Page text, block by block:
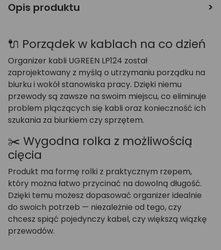
Opis produktu
🔌 Porządek w kablach na co dzień
Organizer kabli UGREEN LP124 został
zaprojektowany z myślą o utrzymaniu porządku na
biurku i wokół stanowiska pracy. Dzięki niemu
przewody są zawsze na swoim miejscu, co eliminuje
problem plączących się kabli oraz konieczność ich
szukania za biurkiem czy sprzętem.
✂️ Wygodna rolka z możliwością
cięcia
Produkt ma formę rolki z praktycznym rzepem,
który można łatwo przycinać na dowolną długość.
Dzięki temu możesz dopasować organizer idealnie
do swoich potrzeb — niezależnie od tego, czy
chcesz spiąć pojedynczy kabel, czy większą wiązkę
przewodów.